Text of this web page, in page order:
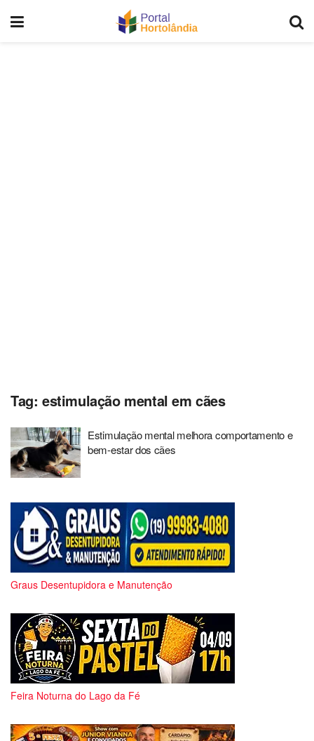
Tag: estimulação mental em cães
Estimulação mental melhora comportamento e
bem-estar dos cães
Graus Desentupidora e Manutenção
Feira Noturna do Lago da Fé